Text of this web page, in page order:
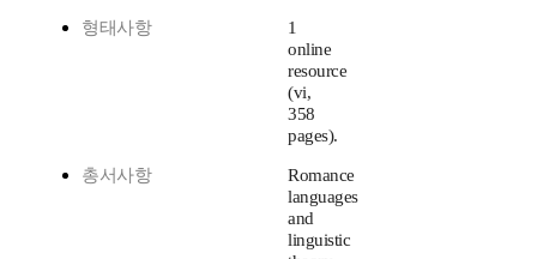
형태사항
1
online
resource
(vi,
358
pages).
총서사항
Romance
languages
and
linguistic